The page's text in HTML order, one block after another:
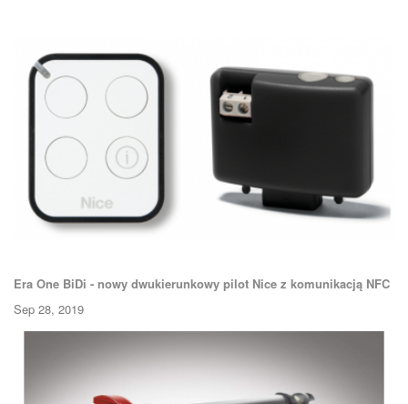
Era One BiDi - nowy dwukierunkowy pilot Nice z komunikacją NFC
Sep 28, 2019